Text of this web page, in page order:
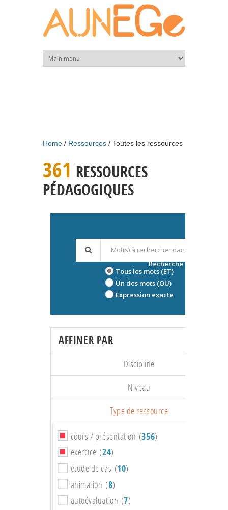
Home Ressources Toutes les ressources
361 RESSOURCES
PÉDAGOGIQUES
Tous les mots (ET)
Un des mots (OU)
Expression exacte
Recherche avancée
AFFINER PAR
Discipline
Niveau
Type de ressource
cours / présentation (356)
exercice (24)
étude de cas (10)
animation (8)
autoévaluation (7)